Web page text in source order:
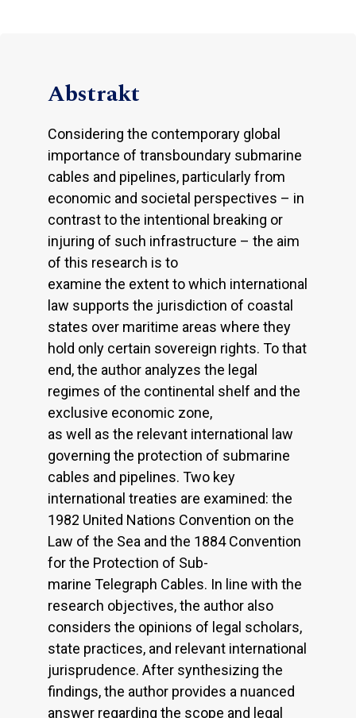
Abstrakt
Considering the contemporary global
importance of transboundary submarine
cables and pipelines, particularly from
economic and societal perspectives – in
contrast to the intentional breaking or
injuring of such infrastructure – the aim
of this research is to
examine the extent to which international
law supports the jurisdiction of coastal
states over maritime areas where they
hold only certain sovereign rights. To that
end, the author analyzes the legal
regimes of the continental shelf and the
exclusive economic zone,
as well as the relevant international law
governing the protection of submarine
cables and pipelines. Two key
international treaties are examined: the
1982 United Nations Convention on the
Law of the Sea and the 1884 Convention
for the Protection of Sub-
marine Telegraph Cables. In line with the
research objectives, the author also
considers the opinions of legal scholars,
state practices, and relevant international
jurisprudence. After synthesizing the
findings, the author provides a nuanced
answer regarding the scope and legal